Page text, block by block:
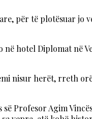
për të plotësuar jo
hotel Diplomat në
nisur herët, rreth
Profesor Agim